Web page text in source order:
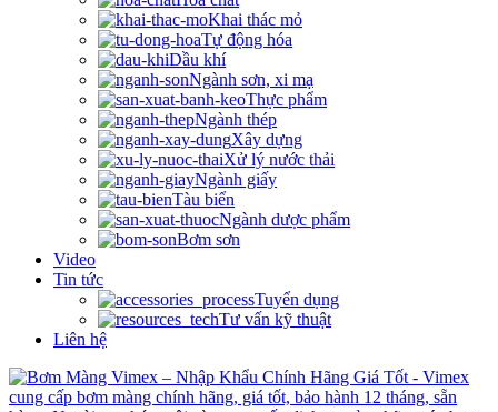
Khai thác mỏ
Tự động hóa
Dầu khí
Ngành sơn, xi mạ
Thực phẩm
Ngành thép
Xây dựng
Xử lý nước thải
Ngành giấy
Tàu biển
Ngành dược phẩm
Bơm sơn
Video
Tin tức
Tuyển dụng
Tư vấn kỹ thuật
Liên hệ